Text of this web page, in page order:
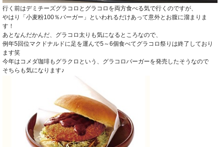
行く前はデミチーズグラコロとグラコロを両方食べる気で行くのですが、
やはり「小麦粉100％バーガー」といわれるだけあって意外とお腹に溜まりま
す！
あとなんだかんだ、グラコロ太りも気になるところなので、
例年5回位マクドナルドに足を運んで5～6個食べてグラコロ祭りは終了しており
ます笑
今年はコメダ珈琲もグラクロという、グラコロバーガーを発売したそうなので
そちらも気になります♪